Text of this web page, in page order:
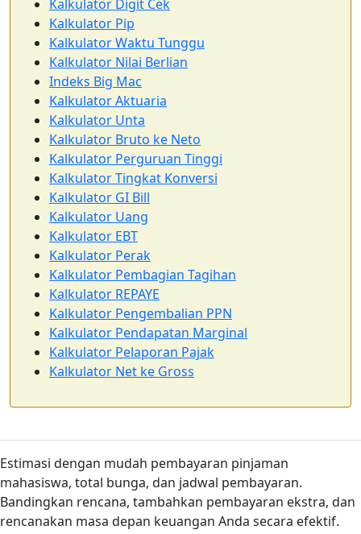
Kalkulator Digit Cek
Kalkulator Pip
Kalkulator Waktu Tunggu
Kalkulator Nilai Berlian
Indeks Big Mac
Kalkulator Aktuaria
Kalkulator Unta
Kalkulator Bruto ke Neto
Kalkulator Perguruan Tinggi
Kalkulator Tingkat Konversi
Kalkulator GI Bill
Kalkulator Uang
Kalkulator EBT
Kalkulator Perak
Kalkulator Pembagian Tagihan
Kalkulator REPAYE
Kalkulator Pengembalian PPN
Kalkulator Pendapatan Marginal
Kalkulator Pelaporan Pajak
Kalkulator Net ke Gross
Estimasi dengan mudah pembayaran pinjaman
mahasiswa, total bunga, dan jadwal pembayaran.
Bandingkan rencana, tambahkan pembayaran ekstra, dan
rencanakan masa depan keuangan Anda secara efektif.